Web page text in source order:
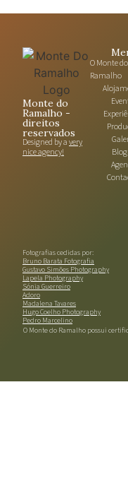
Monte do
Ramalho -
direitos
reservados
Designed by avery
nice agency!
O Monte do
Ramalho
Fotografias cedidas por:
Bruno Barata Fotografia
Gustavo Simões Photography
Lapela Photography
Sónia Guerreiro
Adoro
Madalena Tavares
Hugo Coelho Photography
Pedro Marcelino
O Monte do Ramalho possui